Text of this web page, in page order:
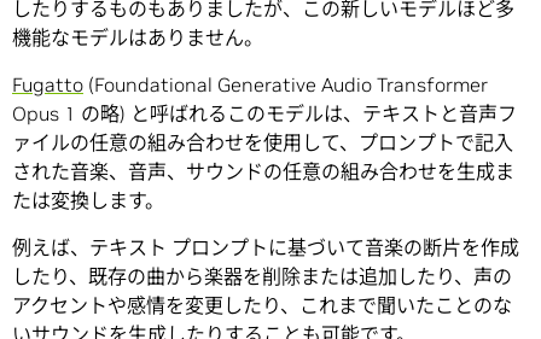
したりするものもありましたが、この新しいモデルほど多
機能なモデルはありません。
Fugatto (Foundational Generative Audio Transformer
Opus 1 の略) と呼ばれるこのモデルは、テキストと音声フ
ァイルの任意の組み合わせを使用して、プロンプトで記入
された音楽、音声、サウンドの任意の組み合わせを生成ま
たは変換します。
例えば、テキスト プロンプトに基づいて音楽の断片を作成
したり、既存の曲から楽器を削除または追加したり、声の
アクセントや感情を変更したり、これまで聞いたことのな